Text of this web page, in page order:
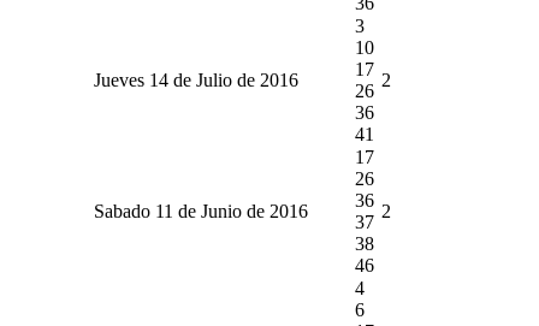
Jueves 14 de Julio de 2016
3
10
17
26
36
41
2
Sabado 11 de Junio de 2016
17
26
36
37
38
46
2
4
6